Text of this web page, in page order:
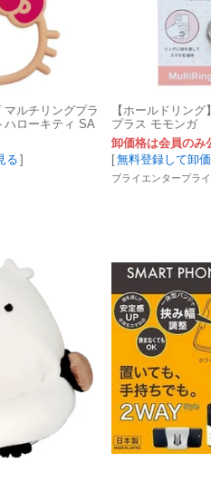
ルチリングプラ
ハローキティ SA
る]
【ホールドリン
プラス モモンガ
卸価格は会員のみ
[無料登録して卸
ブライエンタープラ